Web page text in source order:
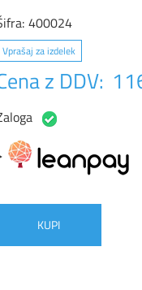
400024
Vprašaj za izdelek
z DDV:
KUPI